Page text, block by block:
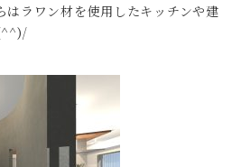
はラワン材を使用したキッチンや建